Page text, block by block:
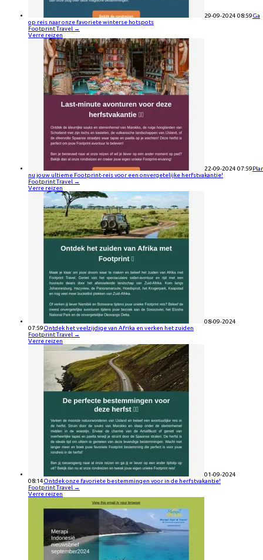
29-09-2024 08:59Ga
op reis naar onze favoriete winterse hotspots
Footprint Travel →
Verre reizen
22-09-2024 07:59
nu jouw ultieme Footprint-reis voor een onvergetelijke herfstvakantie!
Footprint Travel →
Verre reizen
08-09-2024
07:59Ontdek het veelzijdige van Afrika en verken het zuiden
Footprint Travel →
Verre reizen
01-09-2024
08:14Ontdek onze favoriete bestemmingen voor in de herfstvakantie!
Footprint Travel →
Verre reizen